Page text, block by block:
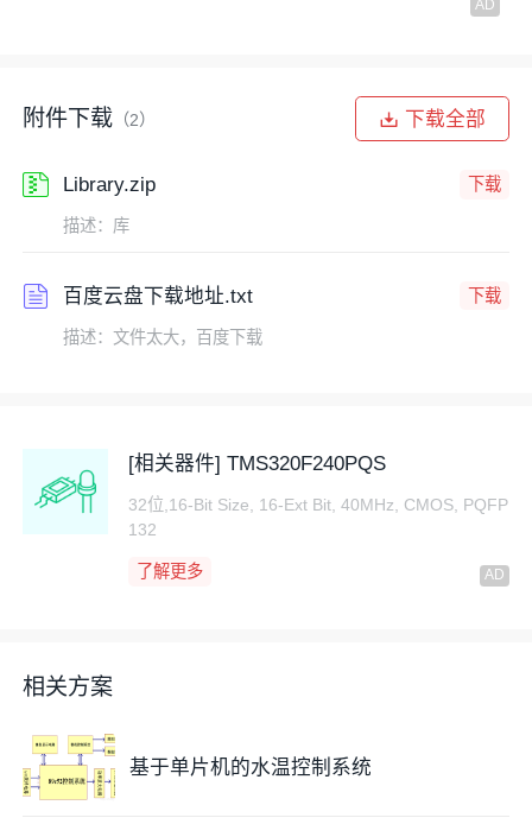
附件下载 （2） 下载全部
Library.zip 下载
描述：库
百度云盘下载地址.txt 下载
描述：文件太大，百度下载
[相关器件] TMS320F240PQS
32位,16-Bit Size, 16-Ext Bit, 40MHz, CMOS, PQFP
132
了解更多
相关方案
基于单片机的水温控制系统